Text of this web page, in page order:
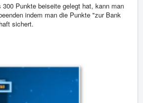
Punkte beiseite gelegt hat, kann man
indem man die Punkte "zur Bank
sichert.